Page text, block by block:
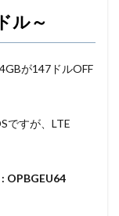
ル～
が147ドルOFF
ですが、LTE
OPBGEU64